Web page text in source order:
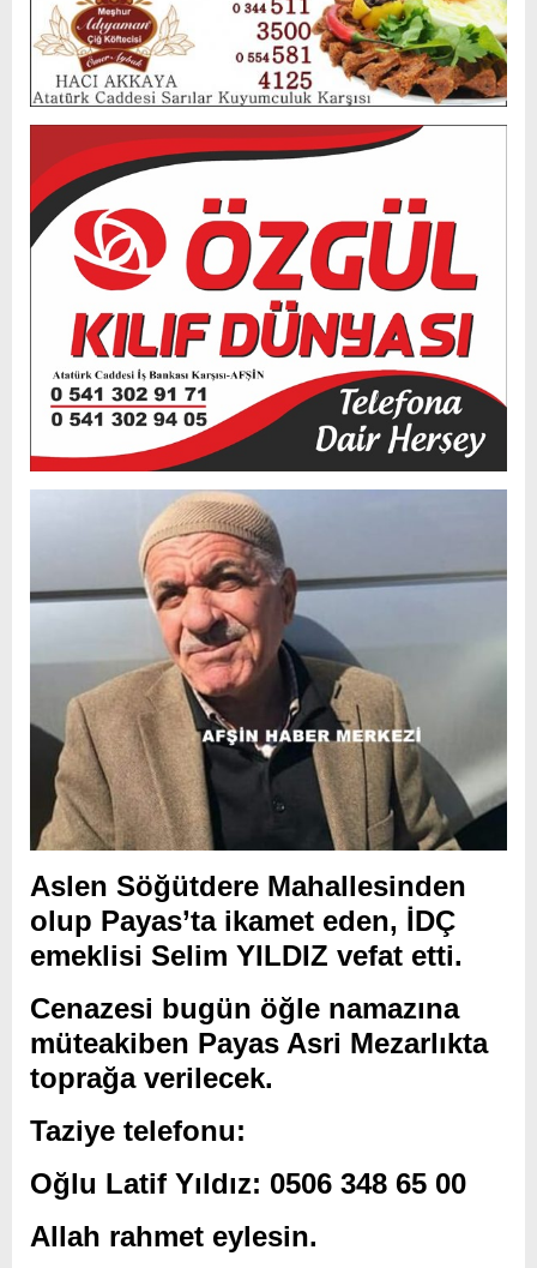
Aslen Söğütdere Mahallesinden
olup Payas’ta ikamet eden, İDÇ
emeklisi Selim YILDIZ vefat etti.
Cenazesi bugün öğle namazına
müteakiben Payas Asri Mezarlıkta
toprağa verilecek.
Taziye telefonu:
Oğlu Latif Yıldız: 0506 348 65 00
Allah rahmet eylesin.